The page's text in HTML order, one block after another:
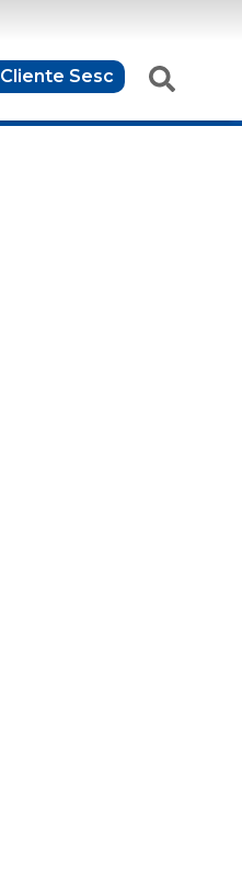
Cliente Sesc